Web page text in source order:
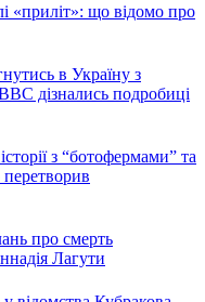
«приліт»: що відомо про
в Україну з
дізнались подробиці
з “ботофермами” та
про смерть
Лагути